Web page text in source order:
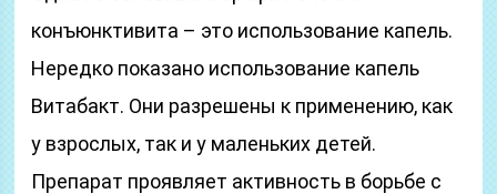
конъюнктивита – это использование капель.
Нередко показано использование капель
Витабакт. Они разрешены к применению, как
у взрослых, так и у маленьких детей.
Препарат проявляет активность в борьбе с